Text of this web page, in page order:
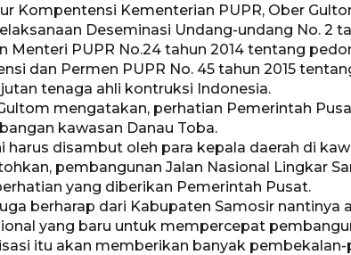
Kompentensi Kementerian PUPR, Ober
Deseminasi Undang-undang No. 2
Menteri PUPR No.24 tahun 2014 tentang
dan Permen PUPR No. 45 tahun 2015
tenaga ahli kontruksi Indonesia.
mengatakan, perhatian Pemerintah
kawasan Danau Toba.
disambut oleh para kepala daerah di
pembangunan Jalan Nasional Lingkar
yang diberikan Pemerintah Pusat.
berharap dari Kabupaten Samosir nantinya
yang baru untuk mempercepat
itu akan memberikan banyak